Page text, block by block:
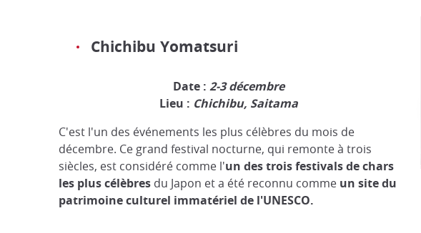
Chichibu Yomatsuri
Date : 2-3 décembre
Lieu : Chichibu, Saitama
C'est l'un des événements les plus célèbres du mois de
décembre. Ce grand festival nocturne, qui remonte à trois
siècles, est considéré comme l'un des trois festivals de chars
les plus célèbres du Japon et a été reconnu comme un site du
patrimoine culturel immatériel de l'UNESCO.